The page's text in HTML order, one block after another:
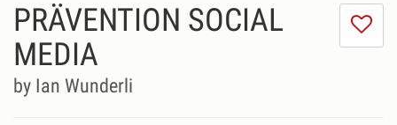
I
PRÄVENTION SOCIAL
MEDIA
by Ian Wunderli